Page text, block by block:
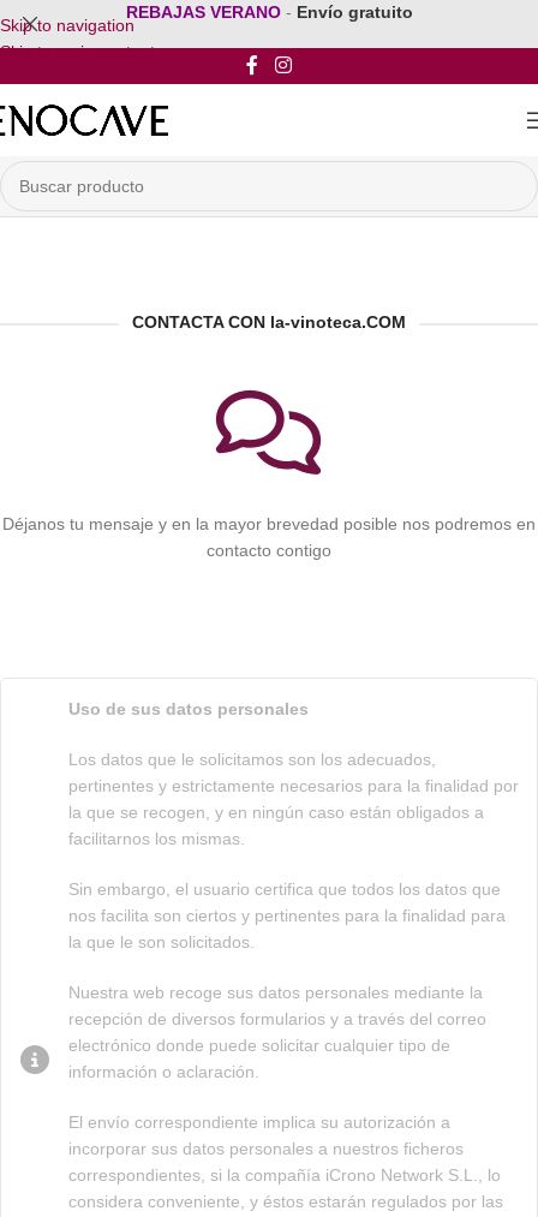
Skip to navigation
Skip to main content
REBAJAS VERANO - Envío gratuito
CONTACTA CON la-vinoteca.COM
Déjanos tu mensaje y en la mayor brevedad posible nos podremos en
contacto contigo
Uso de sus datos personales
Los datos que le solicitamos son los adecuados,
pertinentes y estrictamente necesarios para la finalidad por
la que se recogen, y en ningún caso están obligados a
facilitarnos los mismas.
Sin embargo, el usuario certifica que todos los datos que
nos facilita son ciertos y pertinentes para la finalidad para
la que le son solicitados.
Nuestra web recoge sus datos personales mediante la
recepción de diversos formularios y a través del correo
electrónico donde puede solicitar cualquier tipo de
información o aclaración.
El envío correspondiente implica su autorización a
incorporar sus datos personales a nuestros ficheros
correspondientes, si la compañía iCrono Network S.L., lo
considera conveniente, y éstos estarán regulados por las